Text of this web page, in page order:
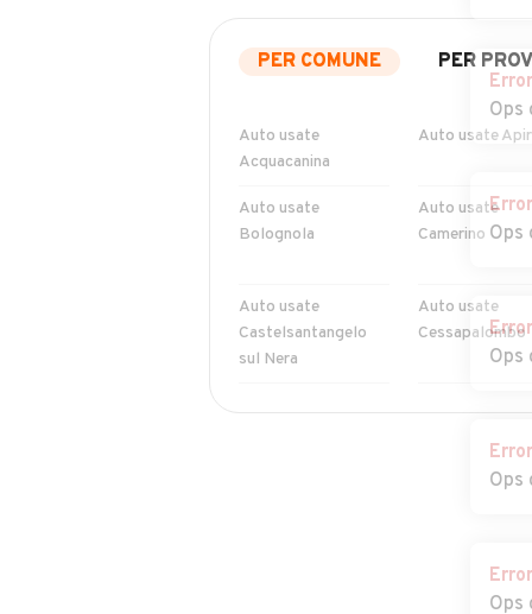
PER COMUNE PER
Auto usate
Acquacanina
Auto usate
Auto usate
Bolognola
Auto usate
Camerino
Auto usate
Castelsantangelo
sul Nera
Auto usate
Cessapalombo
Auto usate
Auto usate
Auto usate
Auto usate
Error
Ops
Error
Ops
Error
Ops
Error
Ops
Error
Ops